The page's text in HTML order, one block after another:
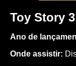
Toy Story 3
Ano de
Onde assistir: